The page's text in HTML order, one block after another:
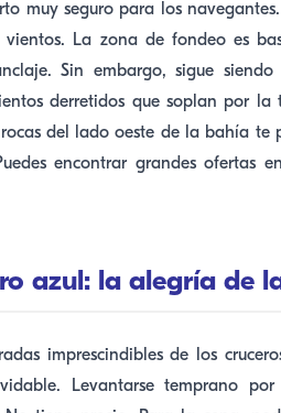
muy seguro para los
La zona de fondeo es
Sin embargo, sigue siendo
derretidos que soplan por la
del lado oeste de la bahía
encontrar grandes ofertas
azul: la alegría de
imprescindibles de los
Levantarse temprano